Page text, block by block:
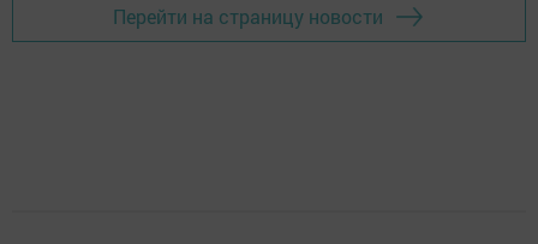
Перейти на страницу новости